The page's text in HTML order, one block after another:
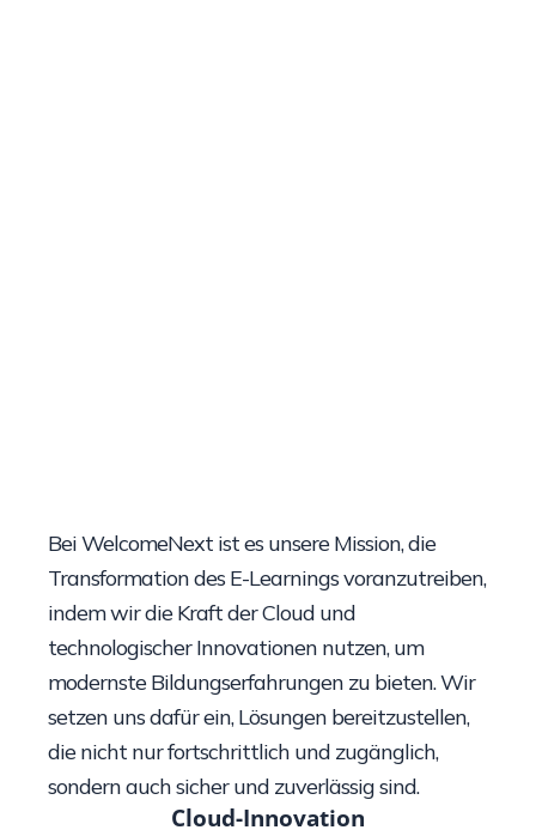
Bei WelcomeNext ist es unsere Mission, die
Transformation des E-Learnings voranzutreiben,
indem wir die Kraft der Cloud und
technologischer Innovationen nutzen, um
modernste Bildungserfahrungen zu bieten. Wir
setzen uns dafür ein, Lösungen bereitzustellen,
die nicht nur fortschrittlich und zugänglich,
sondern auch sicher und zuverlässig sind.
Cloud-Innovation